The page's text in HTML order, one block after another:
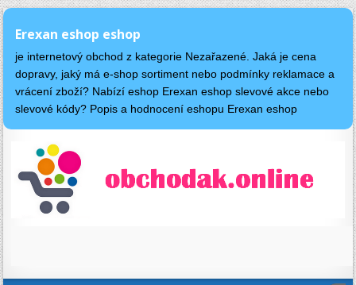
Erexan eshop eshop
je internetový obchod z kategorie Nezařazené. Jaká je cena
dopravy, jaký má e-shop sortiment nebo podmínky reklamace a
vrácení zboží? Nabízí eshop Erexan eshop slevové akce nebo
slevové kódy? Popis a hodnocení eshopu Erexan eshop